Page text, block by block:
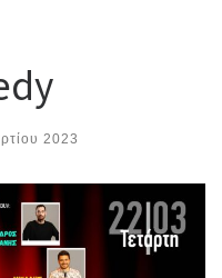
2023